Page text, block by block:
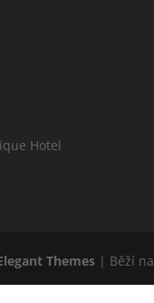
Hotel
Themes| Běží na